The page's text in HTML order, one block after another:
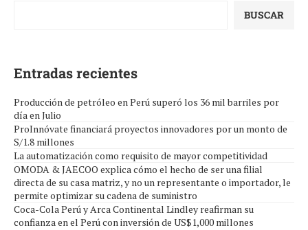
BUSCAR
Entradas recientes
Producción de petróleo en Perú superó los 36 mil barriles por
día en Julio
ProInnóvate financiará proyectos innovadores por un monto de
S/1.8 millones
La automatización como requisito de mayor competitividad
OMODA & JAECOO explica cómo el hecho de ser una filial
directa de su casa matriz, y no un representante o importador, le
permite optimizar su cadena de suministro
Coca-Cola Perú y Arca Continental Lindley reafirman su
confianza en el Perú con inversión de US$1,000 millones